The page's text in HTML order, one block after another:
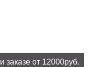
заказе от 12000руб.